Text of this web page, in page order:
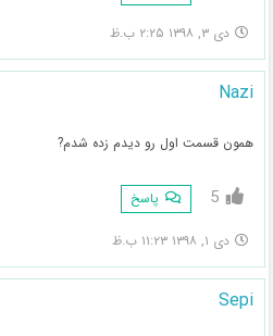
دی ۳, ۱۳۹۸ ۲:۲۵ ب.ظ
Nazi
همون قسمت اول رو دیدم زده شدم?
5 پاسخ
دی ۱, ۱۳۹۸ ۱۱:۲۳ ب.ظ
Sepi